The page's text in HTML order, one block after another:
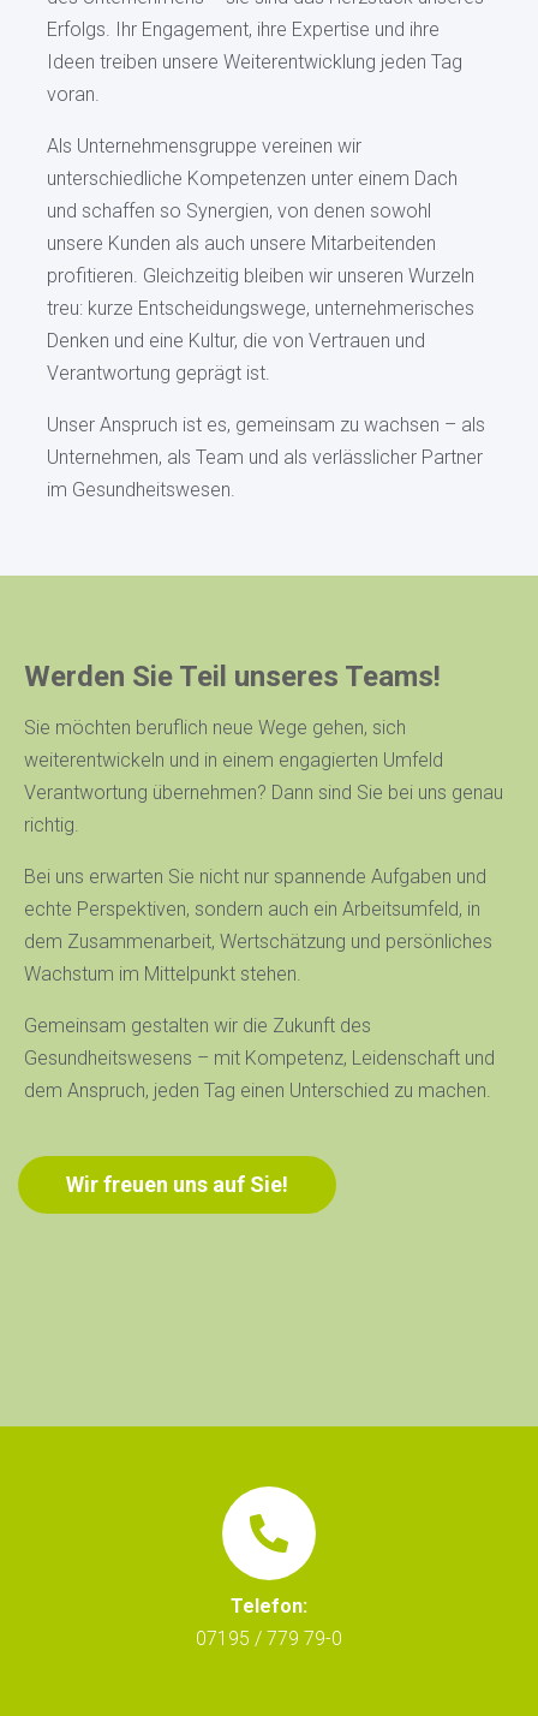
Erfolgs. Ihr Engagement, ihre Expertise und ihre
Ideen treiben unsere Weiterentwicklung jeden Tag
voran.
Als Unternehmensgruppe vereinen wir
unterschiedliche Kompetenzen unter einem Dach
und schaffen so Synergien, von denen sowohl
unsere Kunden als auch unsere Mitarbeitenden
profitieren. Gleichzeitig bleiben wir unseren Wurzeln
treu: kurze Entscheidungswege, unternehmerisches
Denken und eine Kultur, die von Vertrauen und
Verantwortung geprägt ist.
Unser Anspruch ist es, gemeinsam zu wachsen – als
Unternehmen, als Team und als verlässlicher Partner
im Gesundheitswesen.
Werden Sie Teil unseres Teams!
Sie möchten beruflich neue Wege gehen, sich
weiterentwickeln und in einem engagierten Umfeld
Verantwortung übernehmen? Dann sind Sie bei uns genau
richtig.
Bei uns erwarten Sie nicht nur spannende Aufgaben und
echte Perspektiven, sondern auch ein Arbeitsumfeld, in
dem Zusammenarbeit, Wertschätzung und persönliches
Wachstum im Mittelpunkt stehen.
Gemeinsam gestalten wir die Zukunft des
Gesundheitswesens – mit Kompetenz, Leidenschaft und
dem Anspruch, jeden Tag einen Unterschied zu machen.
Wir freuen uns auf Sie!
Telefon:
07195 / 779 79-0